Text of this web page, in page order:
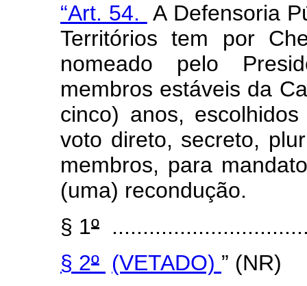
“Art. 54.
A Defensoria
Territórios tem por
nomeado pelo
membros estáveis da
cinco) anos,
voto direto, secreto,
membros, para
(uma) recondução.
§ 1º
§ 2º (VETADO) ” (NR)